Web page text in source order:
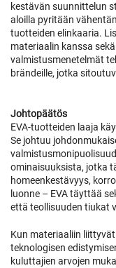
kestävän suunnittelun
aloilla pyritään
tuotteiden elinkaaria.
materiaalin kanssa
valmistusmenetelmät
brändeille, jotka
Johtopäätös
EVA-tuotteiden laaja
Se johtuu
ominaisuuksista, jotka
homeenkestävyys,
luonne – EVA täyttää
että teollisuuden tiukat
Kun materiaaliin
teknologisen
kuluttajien arvojen